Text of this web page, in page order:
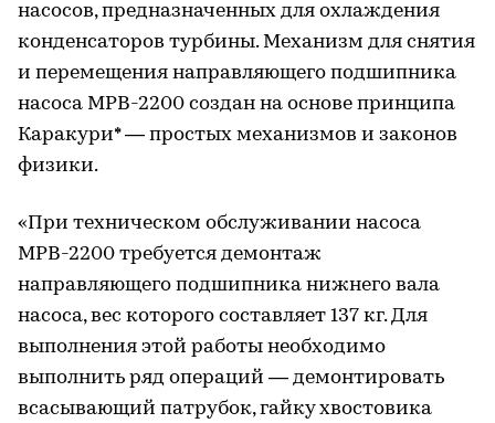
насосов, предназначенных для охлаждения
конденсаторов турбины. Механизм для снятия
и перемещения направляющего подшипника
насоса МРВ-2200 создан на основе принципа
Каракури* — простых механизмов и законов
физики.
«При техническом обслуживании насоса
МРВ-2200 требуется демонтаж
направляющего подшипника нижнего вала
насоса, вес которого составляет 137 кг. Для
выполнения этой работы необходимо
выполнить ряд операций — демонтировать
всасывающий патрубок, гайку хвостовика